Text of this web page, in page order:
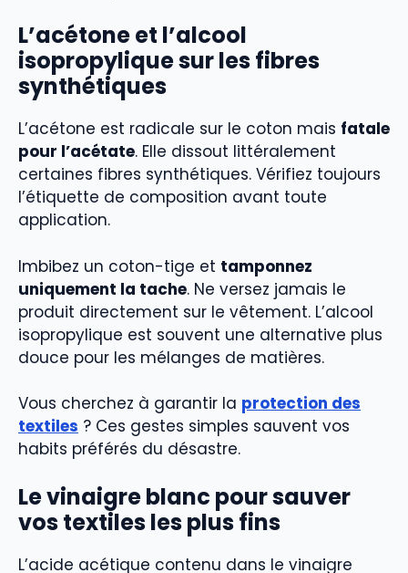
L’acétone et l’alcool
isopropylique sur les fibres
synthétiques
L’acétone est radicale sur le coton mais fatale
pour l’acétate. Elle dissout littéralement
certaines fibres synthétiques. Vérifiez toujours
l’étiquette de composition avant toute
application.
Imbibez un coton-tige et tamponnez
uniquement la tache. Ne versez jamais le
produit directement sur le vêtement. L’alcool
isopropylique est souvent une alternative plus
douce pour les mélanges de matières.
Vous cherchez à garantir la protection des
textiles ? Ces gestes simples sauvent vos
habits préférés du désastre.
Le vinaigre blanc pour sauver
vos textiles les plus fins
L’acide acétique contenu dans le vinaigre